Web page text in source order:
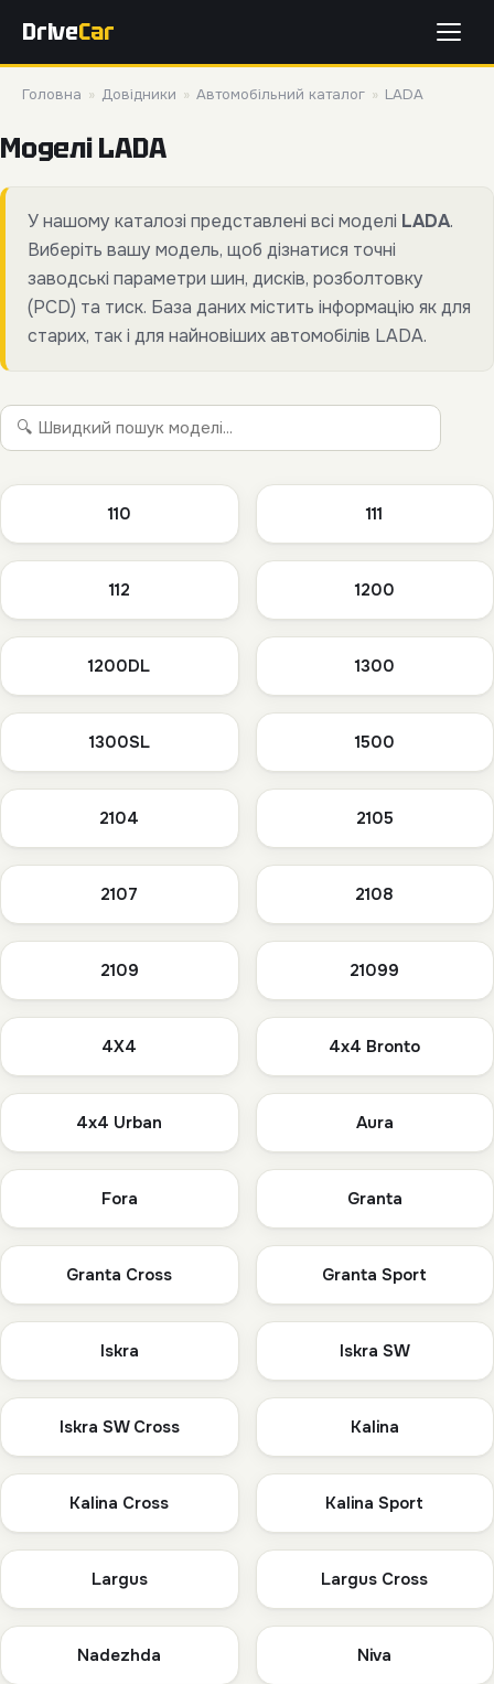
DriveCar
Головна » Довідники » Автомобільний каталог » LADA
Моделі LADA
У нашому каталозі представлені всі моделі LADA.
Виберіть вашу модель, щоб дізнатися точні
заводські параметри шин, дисків, розболтовку
(PCD) та тиск. База даних містить інформацію як для
старих, так і для найновіших автомобілів LADA.
110 111
112 1200
1200DL 1300
1300SL 1500
2104 2105
2107 2108
2109 21099
4X4 4x4 Bronto
4x4 Urban Aura
Fora Granta
Granta Cross Granta Sport
Iskra Iskra SW
Iskra SW Cross Kalina
Kalina Cross Kalina Sport
Largus Largus Cross
Nadezhda Niva